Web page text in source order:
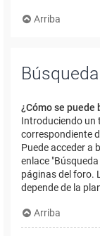
Arriba
¿Cómo se puede
Introduciendo un
correspondiente
Puede acceder a
enlace
páginas del foro.
depende de la
Arriba